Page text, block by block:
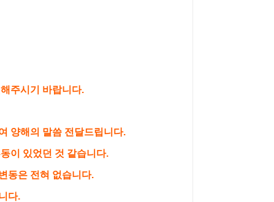
주시기 바랍니다.
양해의 말씀 전달드립니다.
이 있었던 것 같습니다.
동은 전혀 없습니다.
다.